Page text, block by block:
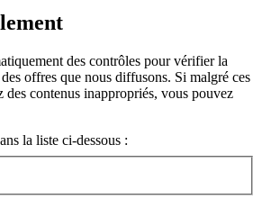
des contrôles pour vérifier la
offres que nous diffusons. Si malgré ces
des contenus inappropriés, vous pouvez
la liste ci-dessous :